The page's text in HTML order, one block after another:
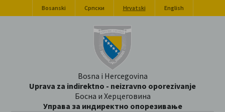
Bosanski Српски Hrvatski English
Bosna i Hercegovina
Uprava za indirektno - neizravno oporezivanje
Босна и Херцеговина
Управа за индиректно опорезивање